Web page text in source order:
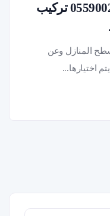
معلم قرميد في الدمام 0559002951 تركيب
المنازل وعن
اختيارها...